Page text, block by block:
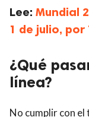
Lee: Mundial
1 de julio,
¿Qué
línea?
No cumplir con